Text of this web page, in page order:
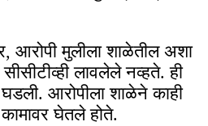
आरोपी मुलीला शाळेतील अशा
लावलेले नव्हते. ही
आरोपीला शाळेने काही
कामावर घेतले होते.